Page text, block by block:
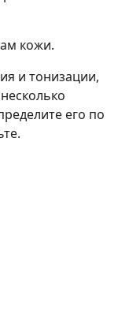
кожи.
и тонизации,
его по